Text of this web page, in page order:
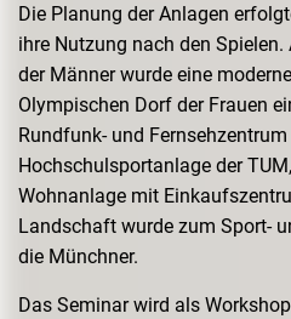
Die Planung der Anlagen
ihre Nutzung nach den
der Männer wurde eine
Olympischen Dorf der Frauen
Rundfunk- und
Hochschulsportanlage der
Wohnanlage mit
Landschaft wurde zum Sport-
die Münchner.
Das Seminar wird als